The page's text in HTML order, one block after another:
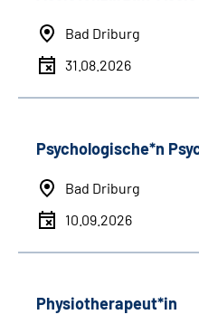
Bad Driburg
31.08.2026
Psychologische*n
Bad Driburg
10.09.2026
Physiotherapeut*in